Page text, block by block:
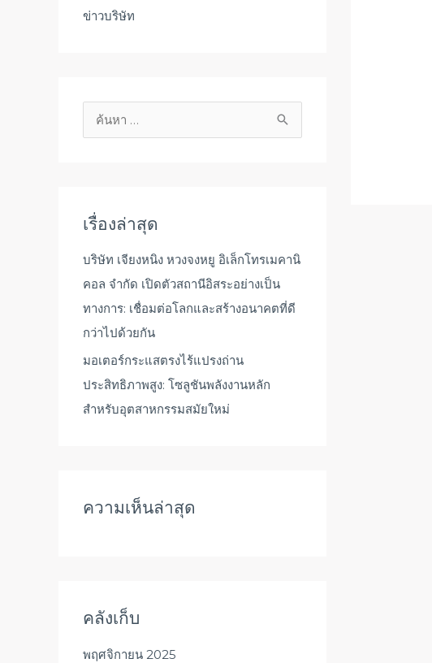
ข่าวบริษัท
:เรื่องล่าสุด
บริษัท เจียงหนิง หวงจงหยู อิเล็กโทรเมคานิ
คอล จำกัด เปิดตัวสถานีอิสระอย่างเป็น
ทางการ: เชื่อมต่อโลกและสร้างอนาคตที่ดี
กว่าไปด้วยกัน
มอเตอร์กระแสตรงไร้แปรงถ่าน
ประสิทธิภาพสูง: โซลูชันพลังงานหลัก
สำหรับอุตสาหกรรมสมัยใหม่
ความเห็นล่าสุด
คลังเก็บ
พฤศจิกายน 2025